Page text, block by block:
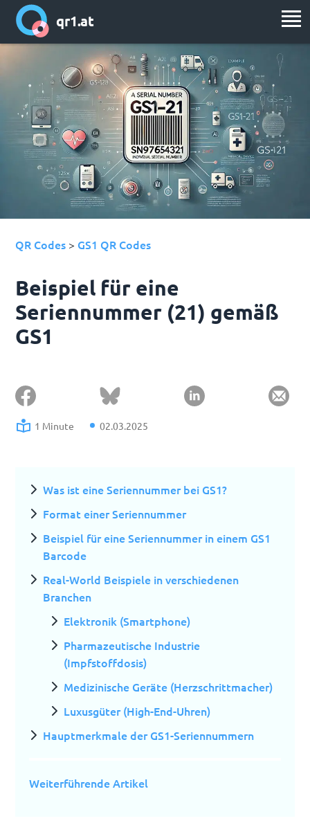
qr1.at
QR Codes > GS1 QR Codes
Beispiel für eine
Seriennummer (21) gemäß
GS1
1 Minute 02.03.2025
Was ist eine Seriennummer bei GS1?
Format einer Seriennummer
Beispiel für eine Seriennummer in einem GS1
Barcode
Real-World Beispiele in verschiedenen
Branchen
Elektronik (Smartphone)
Pharmazeutische Industrie
(Impfstoffdosis)
Medizinische Geräte (Herzschrittmacher)
Luxusgüter (High-End-Uhren)
Hauptmerkmale der GS1-Seriennummern
Weiterführende Artikel